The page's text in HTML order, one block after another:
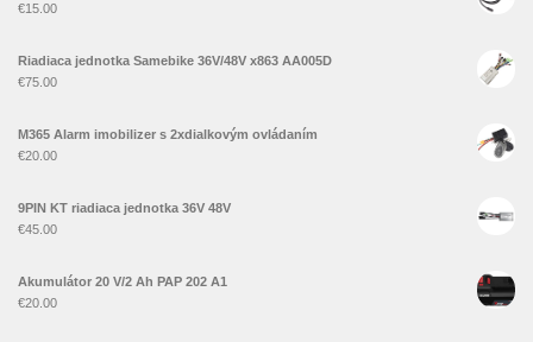
€15.00
Riadiaca jednotka Samebike 36V/48V x863 AA005D
€75.00
M365 Alarm imobilizer s 2xdialkovým ovládaním
€20.00
9PIN KT riadiaca jednotka 36V 48V
€45.00
Akumulátor 20 V/2 Ah PAP 202 A1
€20.00